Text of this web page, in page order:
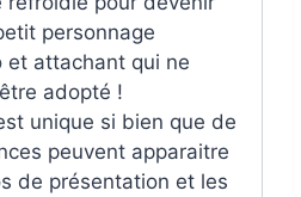
personnage
et attachant qui ne
adopté !
unique si bien que de
peuvent apparaitre
de présentation et les